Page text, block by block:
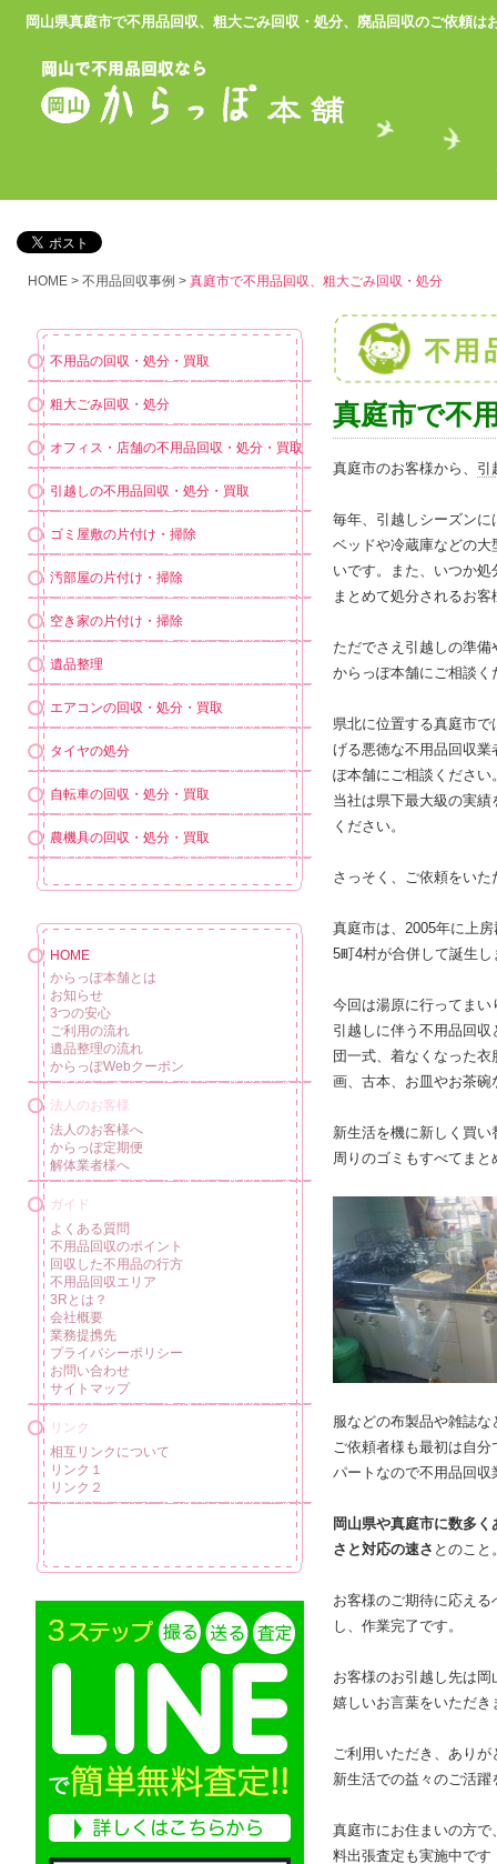
岡山県真庭市で不用品回収、粗大ごみ回収・処分、廃品回収のご依頼は
HOME > 不用品回収事例 > 真庭市で不用品回収、粗大ごみ回収・処分
真庭市で不
真庭市のお客様から、 引
毎年、引越しシーズン
ベッドや冷蔵庫などの
いです。また、いつか
まとめて処分されるお
ただでさえ引越しの準
からっぽ本舗にご相談く
県北に位置する真庭市
げる悪徳な不用品回収
ぽ本舗にご相談ください
当社は県下最大級の実
ください。
さっそく、ご依頼をい
真庭市は、2005年に上
5町4村が合併して誕生
今回は湯原に行ってまい
引越しに伴う不用品回
団一式、着なくなった
画、古本、お皿やお茶
新生活を機に新しく買
周りのゴミもすべてま
服などの布製品や雑誌
ご依頼者様も最初は自
パートなので不用品回
岡山県や真庭市に数多
さと対応の速さ とのこと
お客様のご期待に応え
し、作業完了です。
お客様のお引越し先は
嬉しいお言葉をいただき
ご利用いただき、あり
新生活での益々のご活
真庭市にお住まいの方で
料出張査定も実施中です
不用品の回収・処分・買取
粗大ごみ回収・処分
オフィス・店舗の不用品回収・処分・買取
引越しの不用品回収・処分・買取
ゴミ屋敷の片付け・掃除
汚部屋の片付け・掃除
空き家の片付け・掃除
遺品整理
エアコンの回収・処分・買取
タイヤの処分
自転車の回収・処分・買取
農機具の回収・処分・買取
HOME
からっぽ本舗とは
お知らせ
3つの安心
ご利用の流れ
遺品整理の流れ
からっぽWebクーポン
法人のお客様
法人のお客様へ
からっぽ定期便
解体業者様へ
ガイド
よくある質問
不用品回収のポイント
回収した不用品の行方
不用品回収エリア
3Rとは？
会社概要
業務提携先
プライバシーポリシー
お問い合わせ
サイトマップ
リンク
相互リンクについて
リンク１
リンク２